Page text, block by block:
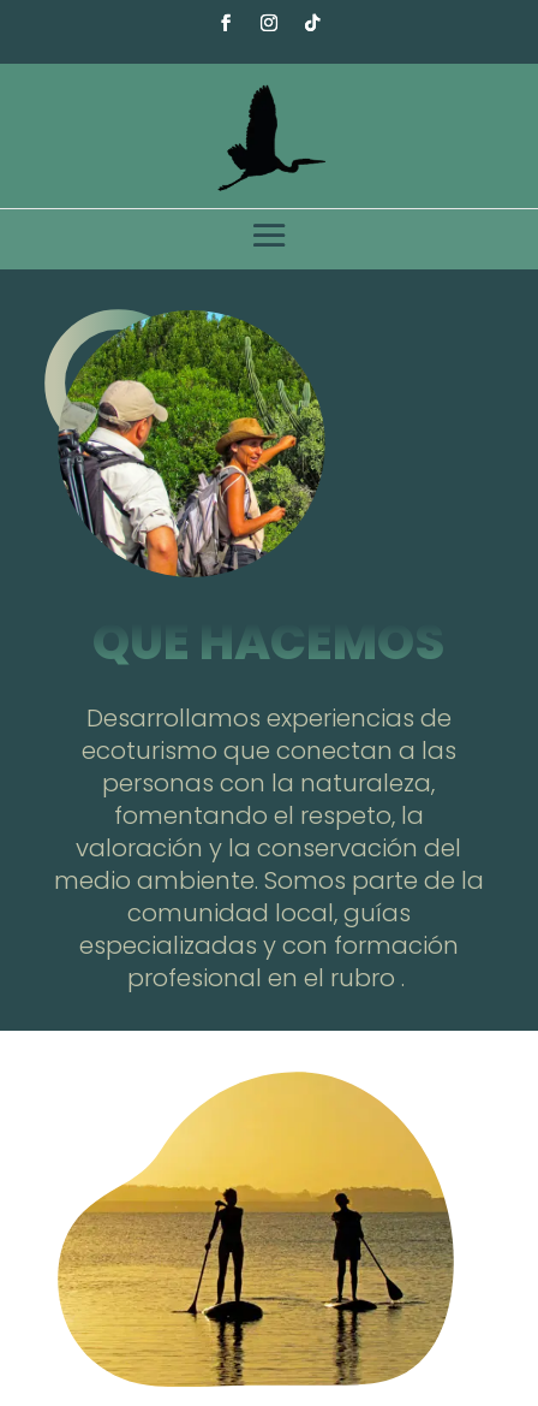
QUE HACEMOS
Desarrollamos experiencias de
ecoturismo que conectan a las
personas con la naturaleza,
fomentando el respeto, la
valoración y la conservación del
medio ambiente. Somos parte de la
comunidad local, guías
especializadas y con formación
profesional en el rubro .